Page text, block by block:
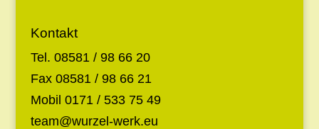
Kontakt
Tel. 08581 / 98 66 20
Fax 08581 / 98 66 21
Mobil 0171 / 533 75 49
team@wurzel-werk.eu